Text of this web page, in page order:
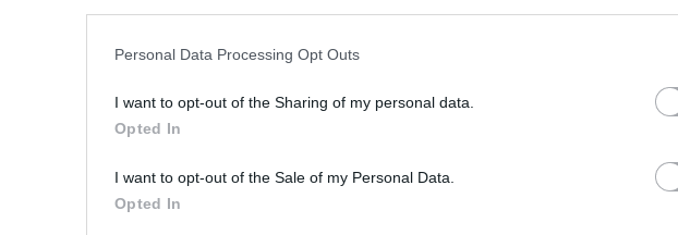
Personal Data Processing Opt Outs
I want to opt-out of the Sharing of my personal data.
Opted In
I want to opt-out of the Sale of my Personal Data.
Opted In